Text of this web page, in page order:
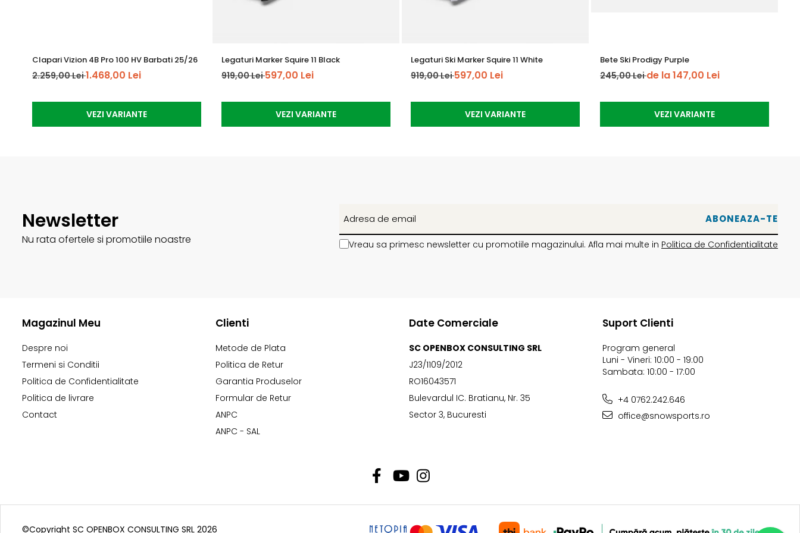
Clapari Vizion 4B Pro 100 HV Barbati 25/26
2.259,00 Lei1.468,00 Lei
VEZI VARIANTE
Legaturi Marker Squire 11 Black
919,00 Lei597,00 Lei
VEZI VARIANTE
Legaturi Ski Marker Squire 11 White
919,00 Lei597,00 Lei
VEZI VARIANTE
Bete Ski Prodigy Purple
245,00 Leide la 147,00 Lei
VEZI VARIANTE
Newsletter
Nu rata ofertele si promotiile noastre Vreau sa primesc newsletter cu promotiile magazinului. Afla mai multe in Politica de Confidentialitate
Magazinul Meu
Despre noi
Termeni si Conditii
Politica de Confidentialitate
Politica de livrare
Contact
Clienti
Metode de Plata
Politica de Retur
Garantia Produselor
Formular de Retur
ANPC
ANPC - SAL
Date Comerciale
SC OPENBOX CONSULTING SRL
J23/1109/2012
RO16043571
Bulevardul IC. Bratianu, Nr. 35
Sector 3, Bucuresti
Suport Clienti
Program general
Luni - Vineri: 10:00 - 19:00
Sambata: 10:00 - 17:00
+4 0762.242.646
office@snowsports.ro
©Copyright SC OPENBOX CONSULTING SRL 2026